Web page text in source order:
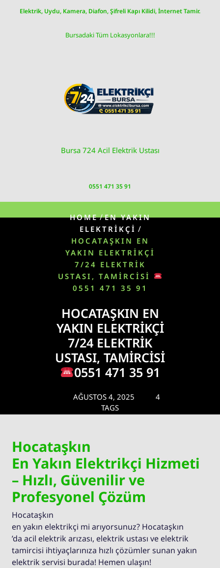
Elektrik, Uydu, Kamera, Diafon, Şifreli Kapı Kilidi, İnternet Tamir.
Bursadaki Tüm Lokasyonlara!!!
Bursa 724 Acil Elektrik Ustası
0551 471 35 91
HOME/EN YAKIN
ELEKTRIKÇI /
HOCATAŞKIN EN
YAKIN ELEKTRIKÇI
7/24 ELEKTRIK
USTASI, TAMIRCISI
0551 471 35 91
HOCATAŞKIN EN
YAKIN ELEKTRIKÇI
7/24 ELEKTRIK
USTASI, TAMIRCISI
0551 471 35 91
AĞUSTOS 4, 2025
4
TAGS
Hocataşkın
En Yakın Elektrikçi Hizmeti
– Hızlı, Güvenilir ve
Profesyonel Çözüm
Hocataşkın
en yakın elektrikçi mi arıyorsunuz? Hocataşkın
’da acil elektrik arızası, elektrik ustası ve elektrik
tamircisi ihtiyaçlarınıza hızlı çözümler sunan yakın
elektrik servisi burada! Hemen ulaşın!